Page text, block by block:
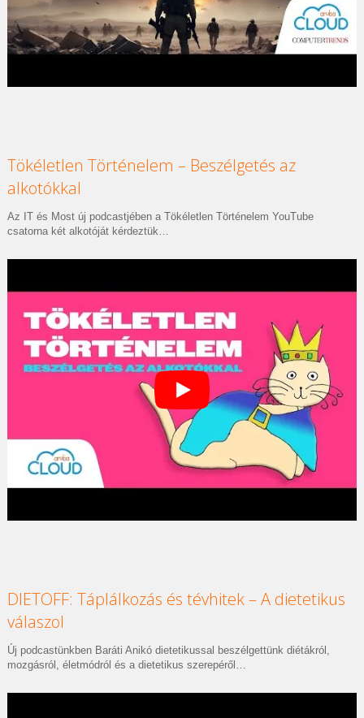
Tökéletlen Történelem – Beszélgetés az
alkotókkal
Az IT és Most új podcastjében a Tökéletlen Történelem YouTube
csatorna két alkotóját kérdeztük…
DIETOFF: Táplálkozás és tévhitek – A dietetikus
válaszol
Új podcastünkben Baráti Anikó dietetikussal beszélgettünk diétákról,
mozgásról, életmódról és a dietetikus szerepéről…